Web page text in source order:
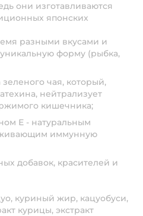
они изготавливаются
японских
разными вкусами и
форму (рыбка,
чая, который,
нейтрализует
кишечника;
Е - натуральным
иммунную
добавок, красителей и
куриный жир, кацуобуси,
курицы, экстракт